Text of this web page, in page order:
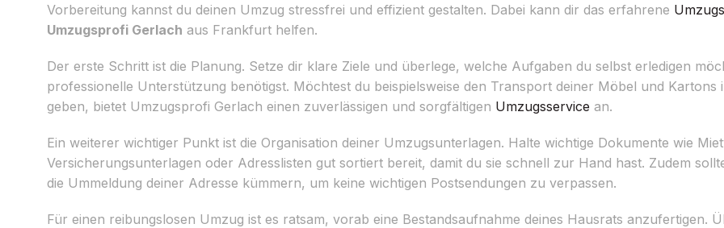
Vorbereitung kannst du deinen Umzug stressfrei und effizient gestalten. Dabei kann dir das erfahrene
Umzugsprofi Gerlach aus Frankfurt helfen.
Der erste Schritt ist die Planung. Setze dir klare Ziele und überlege, welche Aufgaben du selbst erledigen
professionelle Unterstützung benötigst. Möchtest du beispielsweise den Transport deiner Möbel und Kartons
geben, bietet Umzugsprofi Gerlach einen zuverlässigen und sorgfältigen Umzugsservice an.
Ein weiterer wichtiger Punkt ist die Organisation deiner Umzugsunterlagen. Halte wichtige Dokumente wie
Versicherungsunterlagen oder Adresslisten gut sortiert bereit, damit du sie schnell zur Hand hast. Zudem
die Ummeldung deiner Adresse kümmern, um keine wichtigen Postsendungen zu verpassen.
Für einen reibungslosen Umzug ist es ratsam, vorab eine Bestandsaufnahme deines Hausrats anzufertigen.